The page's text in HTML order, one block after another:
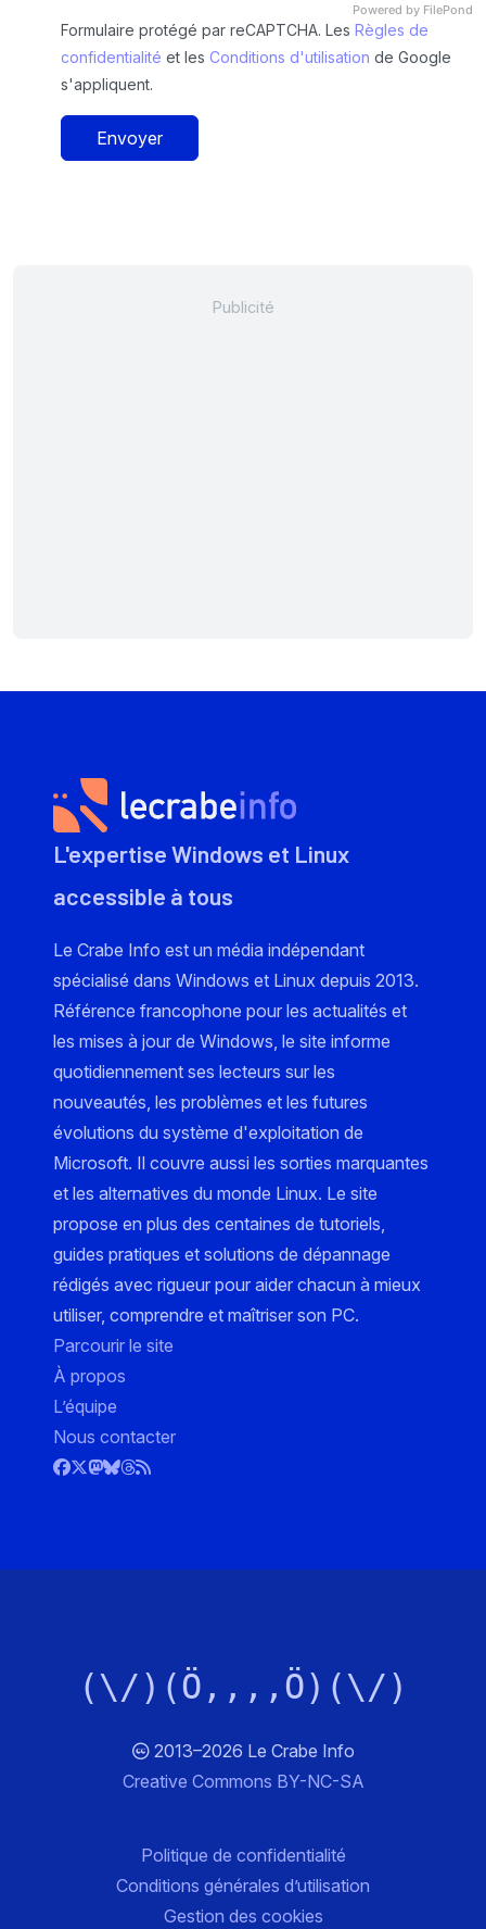
Powered by FilePond
Formulaire protégé par reCAPTCHA. Les Règles de
confidentialité et les Conditions d'utilisation de Google
s'appliquent.
Envoyer
L'expertise Windows et Linux
accessible à tous
Le Crabe Info est un média indépendant
spécialisé dans Windows et Linux depuis 2013.
Référence francophone pour les actualités et
les mises à jour de Windows, le site informe
quotidiennement ses lecteurs sur les
nouveautés, les problèmes et les futures
évolutions du système d'exploitation de
Microsoft. Il couvre aussi les sorties marquantes
et les alternatives du monde Linux. Le site
propose en plus des centaines de tutoriels,
guides pratiques et solutions de dépannage
rédigés avec rigueur pour aider chacun à mieux
utiliser, comprendre et maîtriser son PC.
Parcourir le site
À propos
L’équipe
Nous contacter
(\/)(Ö,,,,Ö)(\/)
2013–2026 Le Crabe Info
Creative Commons BY-NC-SA
Politique de confidentialité
Conditions générales d’utilisation
Gestion des cookies